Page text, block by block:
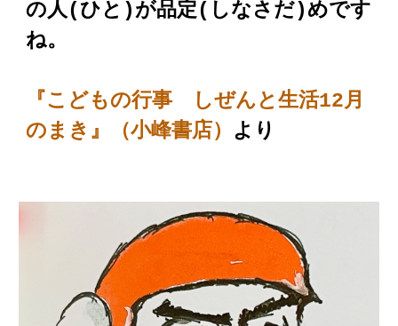
の人(ひと)が品定(しなさだ)めです
ね。
『こどもの行事 しぜんと生活12月
のまき 』（小峰書店） より